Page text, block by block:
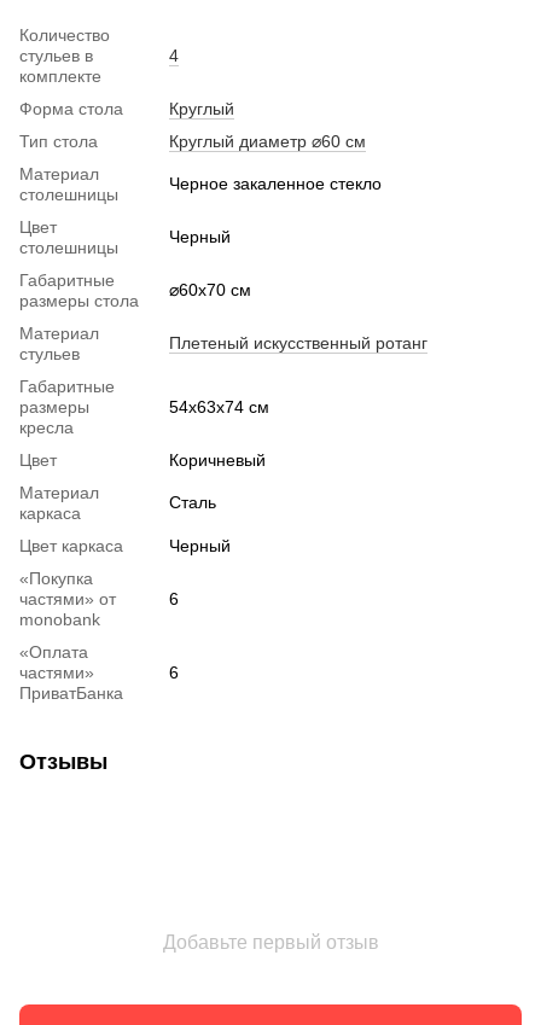
Количество
стульев в
комплекте
4
Форма стола
Круглый
Тип стола
Круглый диаметр ⌀60 см
Материал
столешницы
Черное закаленное стекло
Цвет
столешницы
Черный
Габаритные
размеры стола
⌀60x70 см
Материал
стульев
Плетеный искусственный ротанг
Габаритные
размеры
кресла
54х63x74 см
Цвет
Коричневый
Материал
каркаса
Сталь
Цвет каркаса
Черный
«Покупка
частями» от
monobank
6
«Оплата
частями»
ПриватБанка
6
Отзывы
Добавьте первый отзыв